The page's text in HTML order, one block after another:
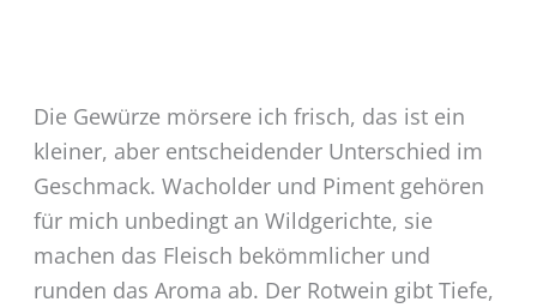
Die Gewürze mörsere ich frisch, das ist ein
kleiner, aber entscheidender Unterschied im
Geschmack. Wacholder und Piment gehören
für mich unbedingt an Wildgerichte, sie
machen das Fleisch bekömmlicher und
runden das Aroma ab. Der Rotwein gibt Tiefe,